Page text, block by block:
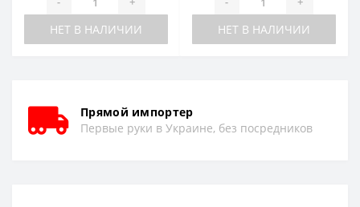
НЕТ В НАЛИЧИИ НЕТ В НАЛИЧИИ
Прямой импортер
Первые руки в Украине, без посредников